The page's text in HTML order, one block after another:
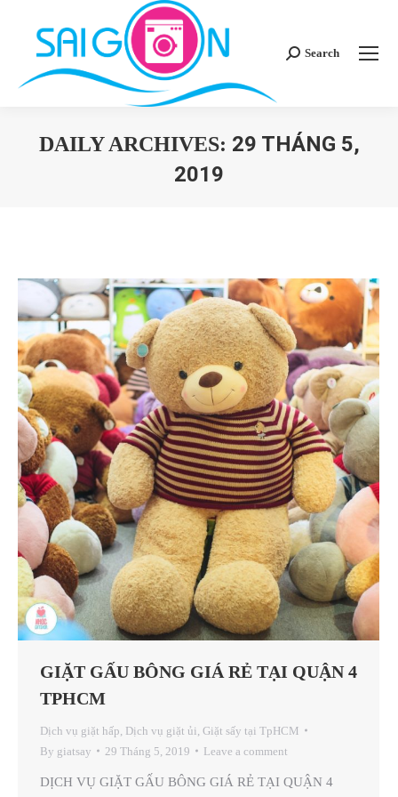
Search:
Search
DAILY ARCHIVES: 29 THÁNG 5,
2019
GIẶT GẤU BÔNG GIÁ RẺ TẠI QUẬN 4
TPHCM
Dịch vụ giặt hấp Dịch vụ giặt ủi Giặt sấy tại TpHCM
By giatsay 29 Tháng 5, 2019 Leave a comment
DỊCH VỤ GIẶT GẤU BÔNG GIÁ RẺ TẠI QUẬN 4